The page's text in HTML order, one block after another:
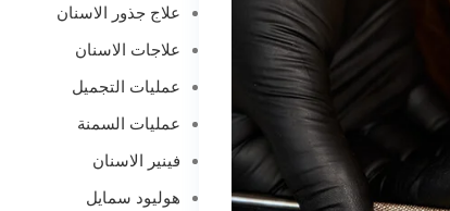
علاج جذور الاسنان
علاجات الاسنان
عمليات التجميل
عمليات السمنة
فينير الاسنان
هوليود سمايل